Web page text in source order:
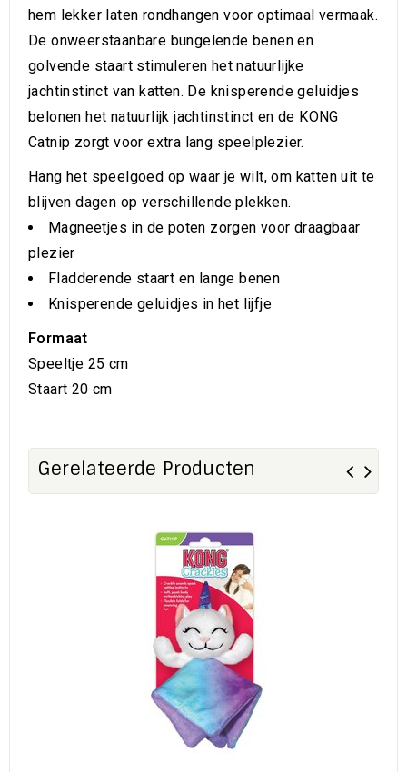
hem lekker laten rondhangen voor optimaal vermaak.
De onweerstaanbare bungelende benen en
golvende staart stimuleren het natuurlijke
jachtinstinct van katten. De knisperende geluidjes
belonen het natuurlijk jachtinstinct en de KONG
Catnip zorgt voor extra lang speelplezier.
Hang het speelgoed op waar je wilt, om katten uit te
blijven dagen op verschillende plekken.
Magneetjes in de poten zorgen voor draagbaar
plezier
Fladderende staart en lange benen
Knisperende geluidjes in het lijfje
Formaat
Speeltje 25 cm
Staart 20 cm
Gerelateerde Producten